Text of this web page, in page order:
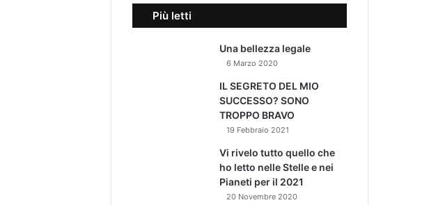
Più letti
Una bellezza legale
6 Marzo 2020
IL SEGRETO DEL MIO
SUCCESSO? SONO
TROPPO BRAVO
19 Febbraio 2021
Vi rivelo tutto quello che
ho letto nelle Stelle e nei
Pianeti per il 2021
20 Novembre 2020